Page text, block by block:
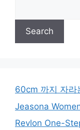
Search
60cm 까지 자라
Jeasona
Revlon One-